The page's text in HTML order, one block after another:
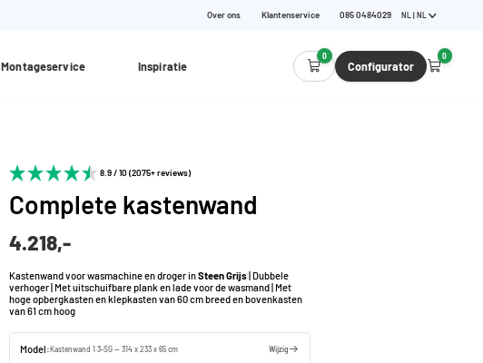
Over ons Klantenservice 085 0484029 NL | NL
Montageservice Inspiratie
0
Configurator
0
8.9 / 10 (2075+ reviews)
Complete kastenwand
4.218,-
Kastenwand voor wasmachine en droger inSteen Grijs | Dubbele
verhoger | Met uitschuifbare plank en lade voor de wasmand | Met
hoge opbergkasten en klepkasten van 60 cm breed en bovenkasten
van 61 cm hoog
Model:Kastenwand 1.3-SG — 314 x 233 x 65 cm Wijzig